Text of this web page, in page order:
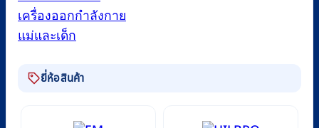
เครื่องออกกำลังกาย
แม่และเด็ก
ยี่ห้อสินค้า